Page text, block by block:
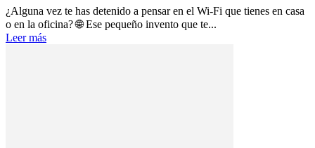
¿Alguna vez te has detenido a pensar en el Wi-Fi que tienes en casa
o en la oficina? 🌐 Ese pequeño invento que te...
Leer más